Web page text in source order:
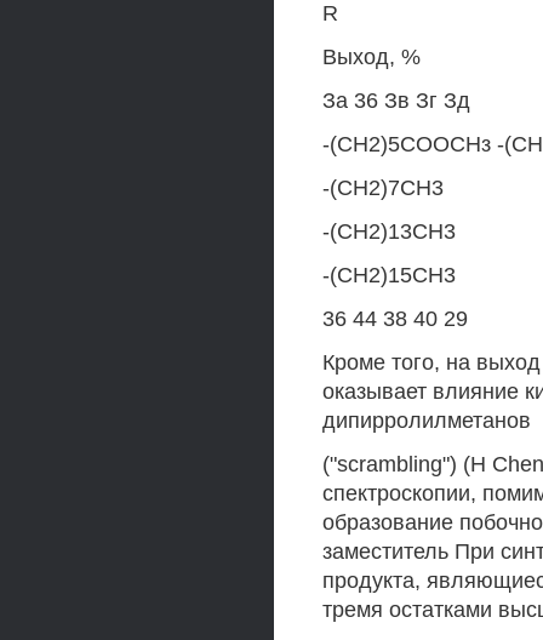
R
Выход, %
За 36 Зв Зг Зд
-(СН2)5СООСНз -
-(СН2)7СН3
-(СН2)13СН3
-(СН2)15СН3
36 44 38 40 29
Кроме того, на
оказывает влияние
дипирролилметанов
("scrambling") (H
спектроскопии,
образование
заместитель При
продукта,
тремя остатками